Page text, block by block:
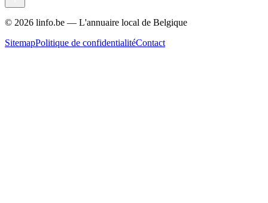
© 2026 linfo.be — L'annuaire local de Belgique
SitemapPolitique de confidentialitéContact